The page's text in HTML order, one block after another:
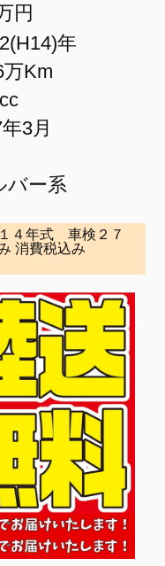
円
年
万Km
3月
バー系
４年式 車検２７
消費税込み